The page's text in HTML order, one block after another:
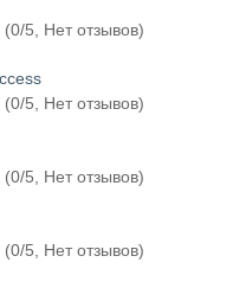
(0/5, Нет отзывов)
(0/5, Нет отзывов)
(0/5, Нет отзывов)
(0/5, Нет отзывов)